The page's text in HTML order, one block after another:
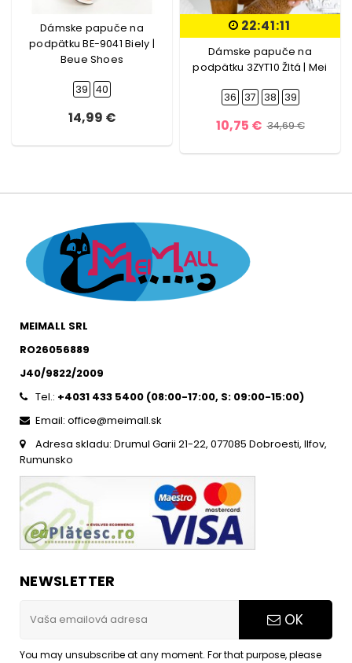
Dámske papuče na
podpätku BE-9041 Biely |
Beue Shoes
39 40
14,99 €
22:41:10
Dámske papuče na
podpätku 3ZYT10 Žltá | Mei
36 37 38 39
10,75 € 34,69 €
MEIMALL SRL
RO26056889
J40/9822/2009
Tel.: +4031 433 5400 (08:00-17:00, S: 09:00-15:00)
Email: office@meimall.sk
Adresa skladu: Drumul Garii 21-22, 077085 Dobroesti, Ilfov,
Rumunsko
NEWSLETTER
OK
You may unsubscribe at any moment. For that purpose, please